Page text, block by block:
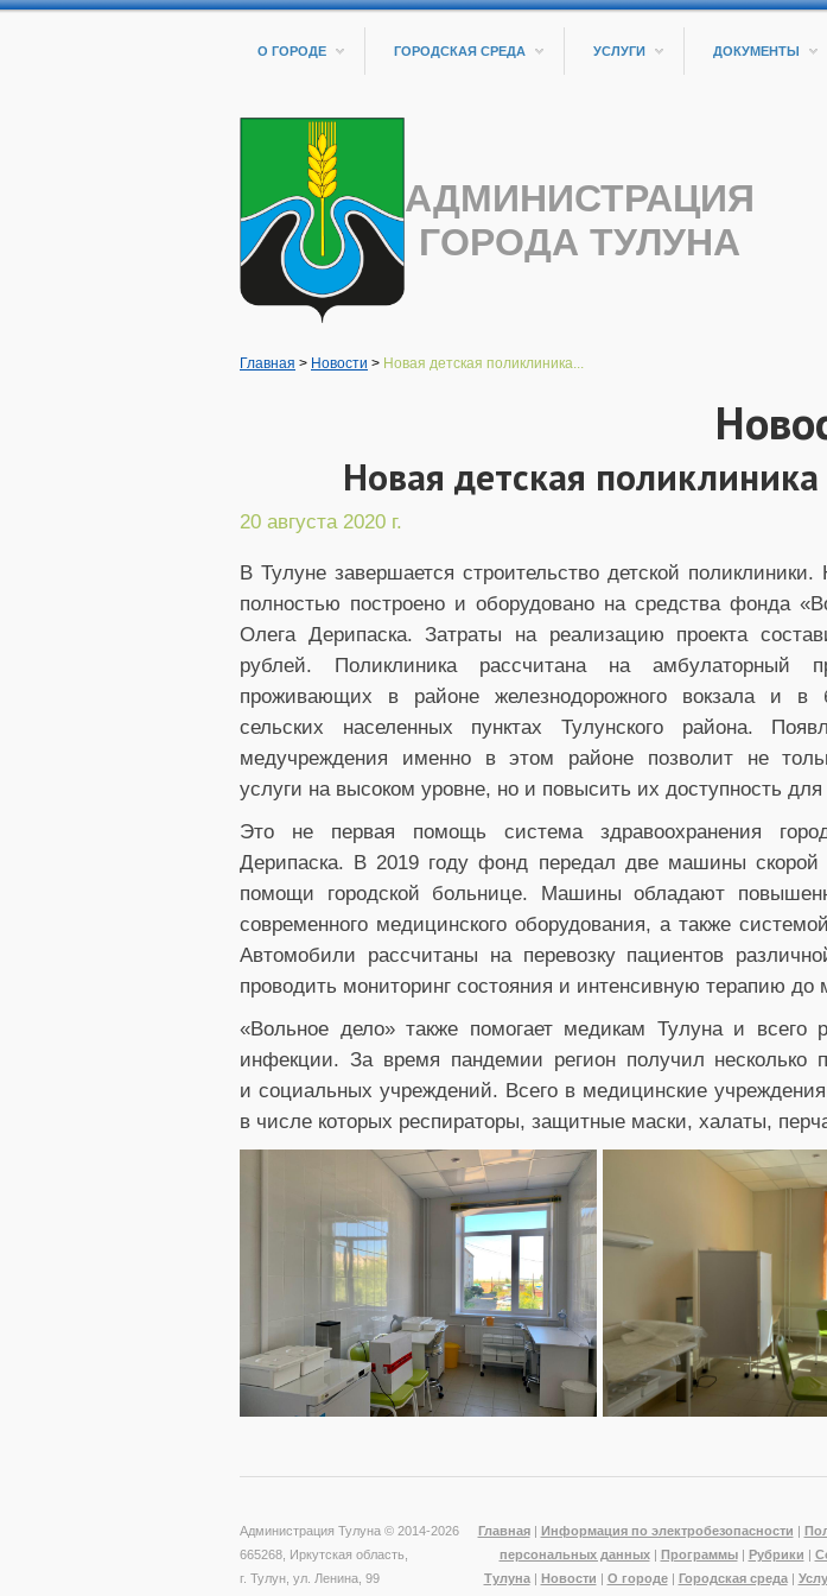
О ГОРОДЕ ГОРОДСКАЯ СРЕДА УСЛУГИ ДОКУМЕНТЫ
АДМИНИСТРАЦИЯ
ГОРОДА ТУЛУНА
Главная > Новости > Новая детская поликлиника...
Новая детская поликлиника
20 августа 2020 г.
В Тулуне завершается строительство детской поликлиники.
полностью построено и оборудовано на средства фонда
Олега Дерипаска. Затраты на реализацию проекта
рублей. Поликлиника рассчитана на амбулаторный
проживающих в районе железнодорожного вокзала и в
сельских населенных пунктах Тулунского района.
медучреждения именно в этом районе позволит не
услуги на высоком уровне, но и повысить их доступность для
Это не первая помощь система здравоохранения
Дерипаска. В 2019 году фонд передал две машины скорой
помощи городской больнице. Машины обладают
современного медицинского оборудования, а также
Автомобили рассчитаны на перевозку пациентов
проводить мониторинг состояния и интенсивную терапию до
«Вольное дело» также помогает медикам Тулуна и всего
инфекции. За время пандемии регион получил
и социальных учреждений. Всего в медицинские
в числе которых респираторы, защитные маски, халаты,
Администрация Тулуна © 2014-2026
665268, Иркутская область,
г. Тулун, ул. Ленина, 99
Главная| Информация по электробезопасности
персональных данных| Программы| Рубрики
Тулуна| Новости О городе| Городская среда|